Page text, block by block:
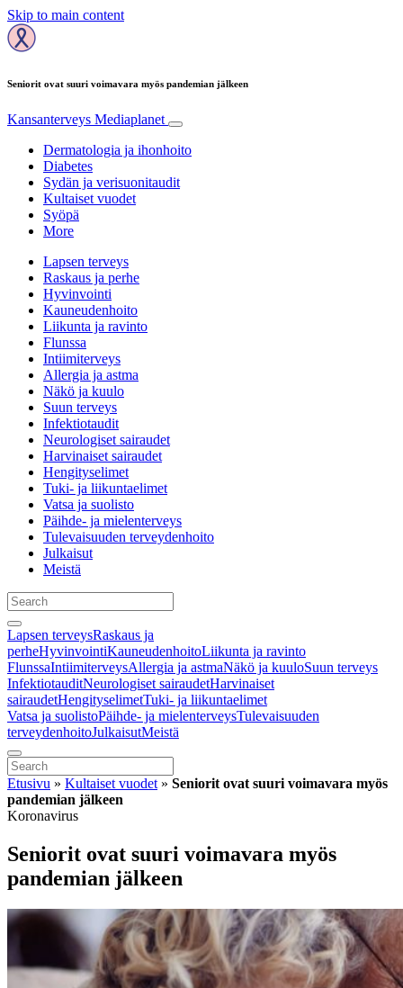
Skip to main content
Seniorit ovat suuri voimavara myös pandemian jälkeen
Kansanterveys Mediaplanet
Dermatologia ja ihonhoito
Diabetes
Sydän ja verisuonitaudit
Kultaiset vuodet
Syöpä
More
Lapsen terveys
Raskaus ja perhe
Hyvinvointi
Kauneudenhoito
Liikunta ja ravinto
Flunssa
Intiimiterveys
Allergia ja astma
Näkö ja kuulo
Suun terveys
Infektiotaudit
Neurologiset sairaudet
Harvinaiset sairaudet
Hengityselimet
Tuki- ja liikuntaelimet
Vatsa ja suolisto
Päihde- ja mielenterveys
Tulevaisuuden terveydenhoito
Julkaisut
Meistä
Lapsen terveysRaskaus ja
perheHyvinvointiKauneudenhoitoLiikunta ja ravinto
FlunssaIntiimiterveysAllergia ja astmaNäkö ja kuuloSuun terveys
InfektiotauditNeurologiset sairaudetHarvinaiset
sairaudetHengityselimetTuki- ja liikuntaelimet
Vatsa ja suolistoPäihde- ja mielenterveysTulevaisuuden
terveydenhoitoJulkaisutMeistä
Etusivu » Kultaiset vuodet » Seniorit ovat suuri voimavara myös
pandemian jälkeen
Koronavirus
Seniorit ovat suuri voimavara myös
pandemian jälkeen